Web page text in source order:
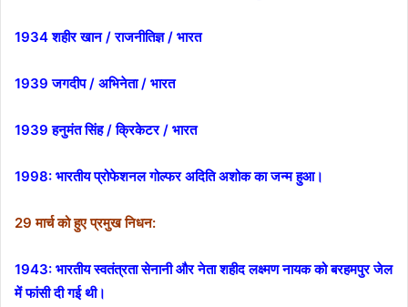
1934 शहीर खान / राजनीतिज्ञ / भारत
1939 जगदीप / अभिनेता / भारत
1939 हनुमंत सिंह / क्रिकेटर / भारत
1998: भारतीय प्रोफेशनल गोल्फरअदिति अशोकका जन्म हुआ।
29 मार्च को हुए प्रमुख निधन:
1943: भारतीय स्वतंत्रता सेनानी और नेता शहीद लक्ष्मण नायक को बरहमपुर जेल
में फांसी दी गई थी।